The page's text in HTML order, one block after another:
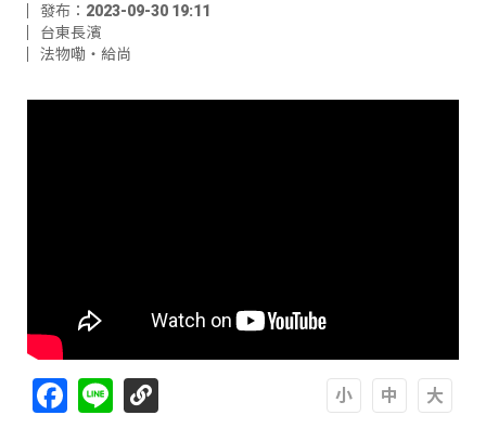
發布：2023-09-30 19:11
台東長濱
法物嘞‧給尚
Facebook
Line